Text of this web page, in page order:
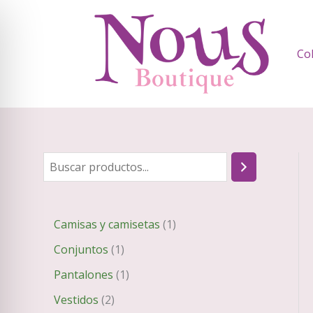
u
Camisas y camisetas 11
Conjuntos 11
p
Pantalones 11
Vestidos 22